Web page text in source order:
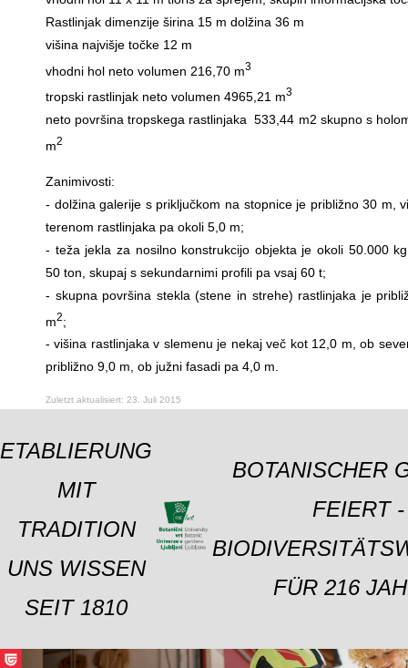
Rastlinjak dimenzije širina 15 m dolžina 36 m
višina najvišje točke 12 m
vhodni hol neto volumen 216,70 m3
tropski rastlinjak neto volumen 4965,21 m3
neto površina tropskega rastlinjaka 533,44 m2 skupno s
m2
Zanimivosti:
- dolžina galerije s priključkom na stopnice je približno 30 m,
terenom rastlinjaka pa okoli 5,0 m;
- teža jekla za nosilno konstrukcijo objekta je okoli 50.000
50 ton, skupaj s sekundarnimi profili pa vsaj 60 t;
- skupna površina stekla (stene in strehe) rastlinjaka je
m2;
- višina rastlinjaka v slemenu je nekaj več kot 12,0 m, ob
približno 9,0 m, ob južni fasadi pa 4,0 m.
Zuletzt aktualisiert: 23. Juli 2015
ETABLIERUNG
MIT
TRADITION
UNS WISSEN
SEIT 1810
BOTANISCHER
FEIERT -
FÜR 216